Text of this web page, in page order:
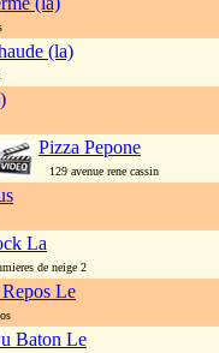
(la)
Pizza Pepone
129 avenue rene cassin
La
de neige 2
Le
Baton Le